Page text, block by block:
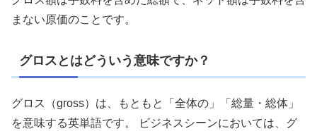
まない原価のことです。
グロスとはどういう意味ですか？
グロス（gross）は、もともと「全体の」「総量・総体」
を意味する英単語です。 ビジネスシーンにおいては、グ